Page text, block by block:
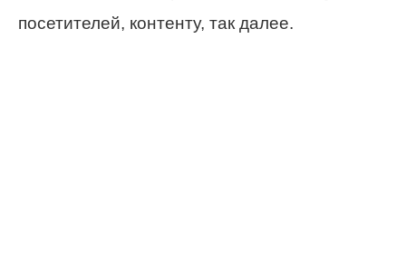
посетителей, контенту, так далее.